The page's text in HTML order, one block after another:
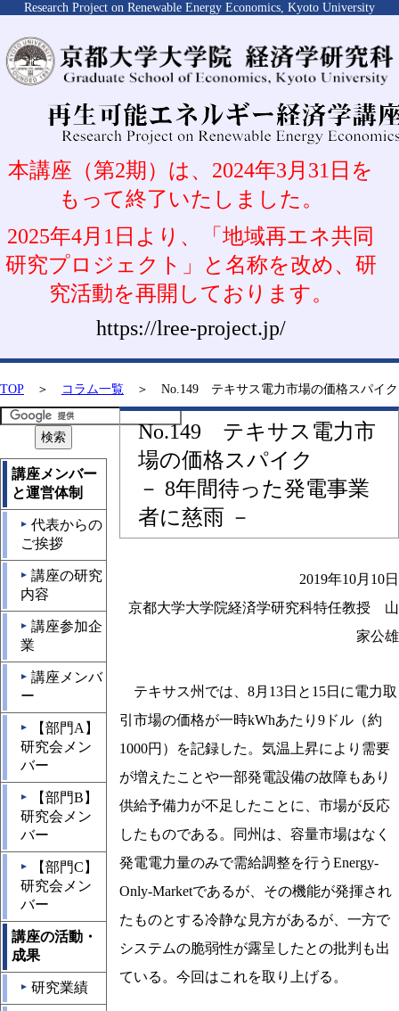
Research Project on Renewable Energy Economics, Kyoto University
本講座（第2期）は、2024年3月31日を
もって終了いたしました。
2025年4月1日より、「地域再エネ共同
研究プロジェクト」と名称を改め、研
究活動を再開しております。
https://lree-project.jp/
TOP ＞ コラム一覧 ＞ No.149 テキサス電力市場の価格スパイク
講座メンバー
と運営体制
▲ 代表からの
ご挨拶
▲ 講座の研究
内容
▲ 講座参加企
業
▲ 講座メンバ
ー
▲
【部門A】
研究会メン
バー
▲
【部門B】
研究会メン
バー
▲
【部門C】
研究会メン
バー
講座の活動・
成果
▲ 研究業績
No.149 テキサス電力市
場の価格スパイク
－ 8年間待った発電事業
者に慈雨 －
2019年10月10日
京都大学大学院経済学研究科特任教授 山
家公雄
テキサス州では、8月13日と15日に電力取
引市場の価格が一時kWhあたり9ドル（約
1000円）を記録した。気温上昇により需要
が増えたことや一部発電設備の故障もあり
供給予備力が不足したことに、市場が反応
したものである。同州は、容量市場はなく
発電電力量のみで需給調整を行うEnergy-
Only-Marketであるが、その機能が発揮され
たものとする冷静な見方があるが、一方で
システムの脆弱性が露呈したとの批判も出
ている。今回はこれを取り上げる。